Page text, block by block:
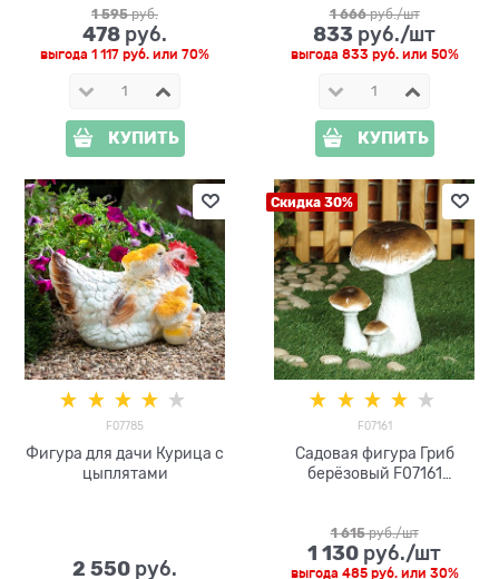
1 595 руб.
478 руб.
выгода 1 117 руб. или 70%
КУПИТЬ
1 666 руб./шт
833 руб./шт
выгода 833 руб.или 50%
КУПИТЬ
F07785
Фигура для дачи Курица с
цыплятами
2 550 руб.
Скидка 30%
F07161
Садовая фигура Гриб
берёзовый F07161
1 615 руб./шт
1 130 руб./шт
выгода 485 руб.или 30%